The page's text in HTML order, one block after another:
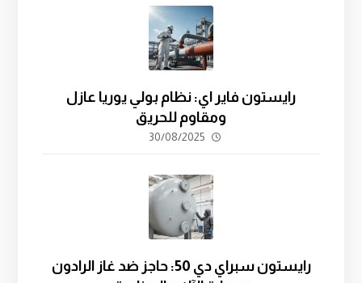
رايستون فاير اي: نظام بولي يوريا عازل
ومقاوم للحريق
30/08/2025
رايستون سبراي دي 50: حاجز ضد غاز الرادون